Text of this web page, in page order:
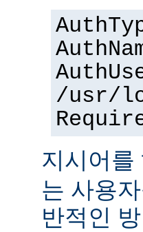
/usr/
지시어
는 사용
반적인